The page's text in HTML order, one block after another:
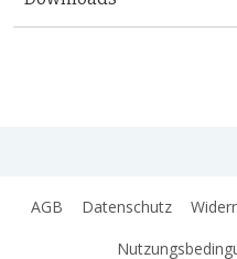
AGB Datenschutz